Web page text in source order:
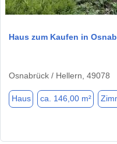
Haus zum Kaufen in
Osnabrück / Hellern, 49078
Haus ca. 146,00 m²